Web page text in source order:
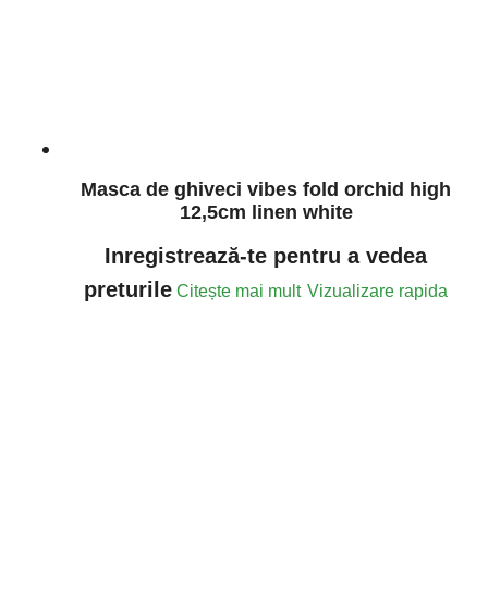
Masca de ghiveci vibes fold orchid high
12,5cm linen white
Inregistrează-te pentru a vedea
preturile Citește mai mult Vizualizare rapida